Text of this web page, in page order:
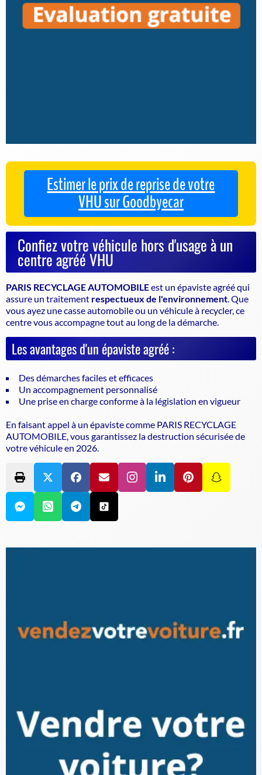
Estimer le prix de reprise de votre
VHU sur Goodbyecar
Confiez votre véhicule hors d'usage à un
centre agréé VHU
PARIS RECYCLAGE AUTOMOBILEest un épaviste agrééqui
assure un traitement respectueux de l'environnement . Que
vous ayez une casse automobile ou un véhicule à recycler, ce
centre vous accompagne tout au long de la démarche.
Les avantages d'un épaviste agréé :
Des démarches faciles et efficaces
Un accompagnement personnalisé
Une prise en charge conforme à la législation en vigueur
En faisant appel à un épavistecomme PARIS RECYCLAGE
AUTOMOBILE, vous garantissez la destruction sécurisée de
votre véhicule en 2026.